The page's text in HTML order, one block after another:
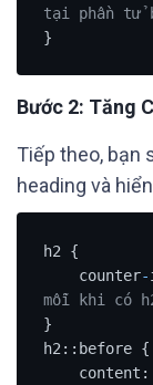
tại phần tử
}
Bước 2: Tăng
Tiếp theo, bạn
heading và
h2 {
    counter
-
mỗi khi có
}
h2::before {